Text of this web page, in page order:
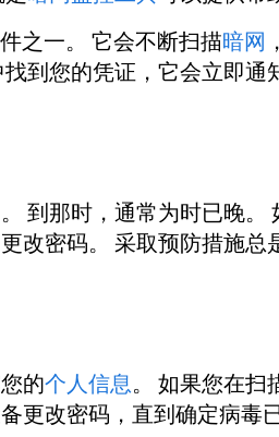
之一。 它会不断扫描暗网
到您的凭证，它会立即通
到那时，通常为时已晚。
改密码。 采取预防措施总
的个人信息。 如果您在扫
更改密码，直到确定病毒已